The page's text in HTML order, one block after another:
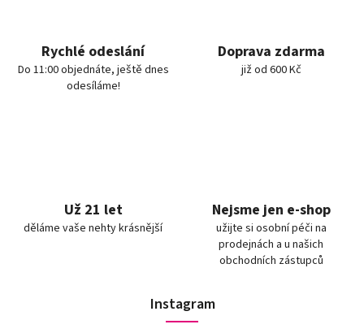
Rychlé odeslání
Do 11:00 objednáte, ještě dnes
odesíláme!
Doprava zdarma
již od 600 Kč
Už 21 let
děláme vaše nehty krásnější
Nejsme jen e-shop
užijte si osobní péči na
prodejnách a u našich
obchodních zástupců
Instagram